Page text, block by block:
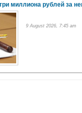
миллиона рублей за
9 August 2026, 7:45 am